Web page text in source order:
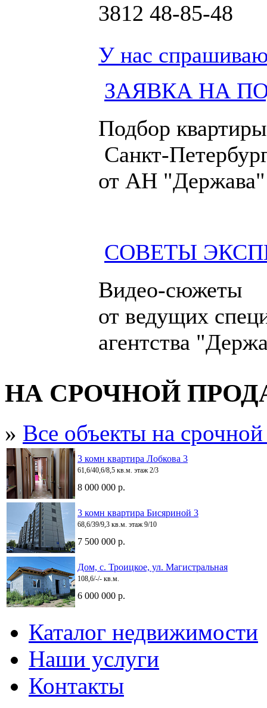
3812 48-85-48
У нас
ЗАЯВКА НА
Подбор
Санкт-
от АН "Держава"
СОВЕТЫ
Видео-сюжеты
от ведущих
агентства
НА СРОЧНОЙ
» Все объекты на
3 комн квартира Лобкова 3
61,6/40,6/8,5 кв.м. этаж 2/3
8 000 000 р.
3 комн квартира Бисяриной 3
68,6/39/9,3 кв.м. этаж 9/10
7 500 000 р.
Дом, с. Троицкое, ул. Магистральная
108,6/-/- кв.м.
6 000 000 р.
Каталог недвижимости
Наши услуги
Контакты